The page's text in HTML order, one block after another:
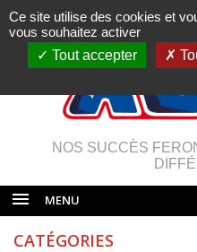
NOS SUCCÈS
MENU
CATÉGORIES
Ce site utilise des cookies et
vous souhaitez activer
Tout accepter